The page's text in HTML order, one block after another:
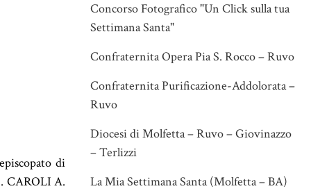
di
CAROLI A.
Concorso Fotografico "Un Click sulla tua
Settimana Santa"
Confraternita Opera Pia S. Rocco – Ruvo
Confraternita Purificazione-Addolorata –
Ruvo
Diocesi di Molfetta – Ruvo – Giovinazzo
– Terlizzi
La Mia Settimana Santa (Molfetta – BA)